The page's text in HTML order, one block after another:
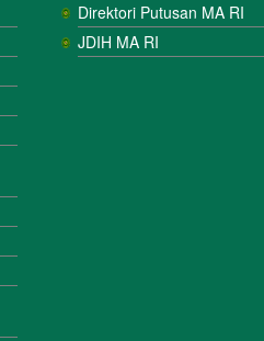
Direktori Putusan MA RI
JDIH MA RI